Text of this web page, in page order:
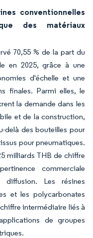
conventionnelles
des matériaux
70,55 % de la part du
en 2025, grâce à une
d'échelle et une
finales. Parmi elles, le
la demande dans les
et de la construction,
delà des bouteilles pour
pour pneumatiques.
milliards THB de chiffre
commerciale
Les résines
et les polycarbonates
intermédiaire liés à
de groupes